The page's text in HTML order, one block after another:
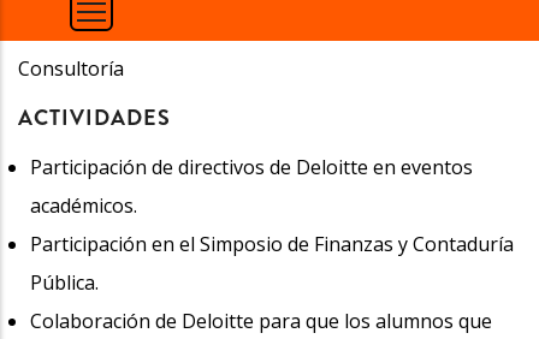
Consultoría
ACTIVIDADES
Participación de directivos de Deloitte en eventos
académicos.
Participación en el Simposio de Finanzas y Contaduría
Pública.
Colaboración de Deloitte para que los alumnos que